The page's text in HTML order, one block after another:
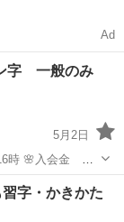
Ad
字 一般のみ
5月2日
金
回のみ...
字・かきかた